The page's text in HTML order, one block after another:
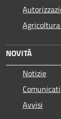
Agricoltura
NOVITÀ
Notizie
Comunicati
Avvisi